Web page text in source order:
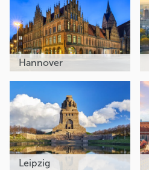
Hannover
Leipzig